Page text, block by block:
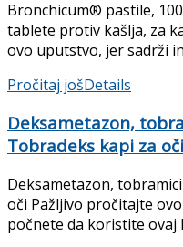
Bronchicum® pastile,
tablete protiv kašlja, za
ovo uputstvo, jer sadrži
Pročitaj jošDetails
Deksametazon,
Tobradeks kapi za oči
Deksametazon,
oči Pažljivo pročitajte
počnete da koristite ovaj